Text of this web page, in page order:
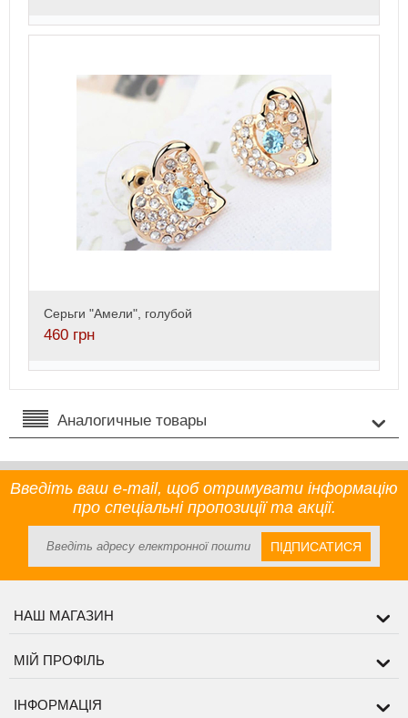
Серьги "Амели", голубой
460 грн
Аналогичные товары
Введіть ваш e-mail, щоб отримувати інформацію
про спеціальні пропозиції та акції.
ПІДПИСАТИСЯ
НАШ МАГАЗИН
МІЙ ПРОФІЛЬ
ІНФОРМАЦІЯ